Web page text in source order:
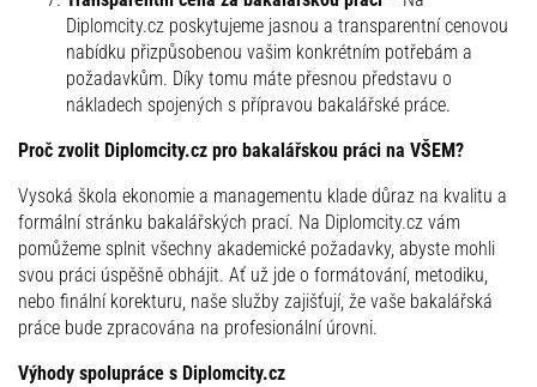
Diplomcity.cz poskytujeme jasnou a transparentní cenovou
nabídku přizpůsobenou vašim konkrétním potřebám a
požadavkům. Díky tomu máte přesnou představu o
nákladech spojených s přípravou bakalářské práce.
Proč zvolit Diplomcity.cz pro bakalářskou práci na VŠEM?
Vysoká škola ekonomie a managementu klade důraz na kvalitu a
formální stránku bakalářských prací. Na Diplomcity.cz vám
pomůžeme splnit všechny akademické požadavky, abyste mohli
svou práci úspěšně obhájit. Ať už jde o formátování, metodiku,
nebo finální korekturu, naše služby zajišťují, že vaše bakalářská
práce bude zpracována na profesionální úrovni.
Výhody spolupráce s Diplomcity.cz